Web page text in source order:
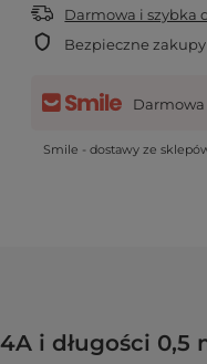
Darmowa i szybka
Bezpieczne zakupy
Smile - dostawy ze
i długości